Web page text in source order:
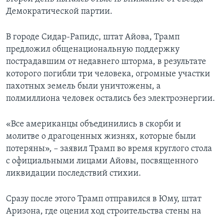
Демократической партии.
В городе Сидар-Рапидс, штат Айова, Трамп
предложил общенациональную поддержку
пострадавшим от недавнего шторма, в результате
которого погибли три человека, огромные участки
пахотных земель были уничтожены, а
полмиллиона человек остались без электроэнергии.
«Все американцы объединились в скорби и
молитве о драгоценных жизнях, которые были
потеряны», – заявил Трамп во время круглого стола
с официальными лицами Айовы, посвященного
ликвидации последствий стихии.
Сразу после этого Трамп отправился в Юму, штат
Аризона, где оценил ход строительства стены на